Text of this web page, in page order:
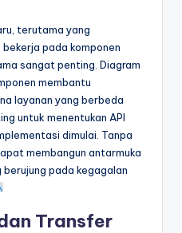
terutama yang
pada komponen
sangat penting. Diagram
membantu
layanan yang berbeda
untuk menentukan API
dimulai. Tanpa
membangun antarmuka
pada kegagalan
Transfer